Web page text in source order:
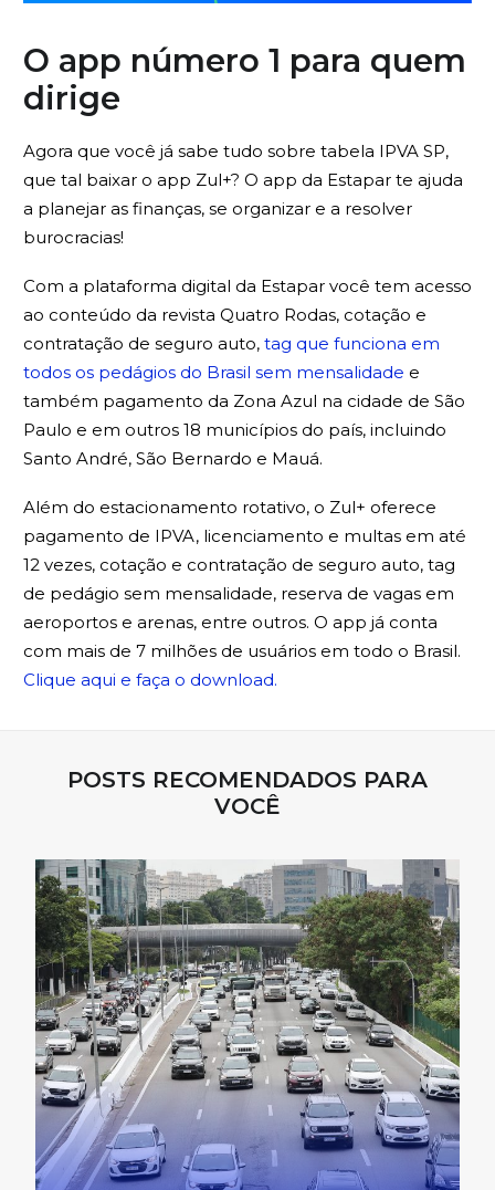
O app número 1 para quem
dirige
Agora que você já sabe tudo sobre tabela IPVA SP,
que tal baixar o app Zul+? O app da Estapar te ajuda
a planejar as finanças, se organizar e a resolver
burocracias!
Com a plataforma digital da Estapar você tem acesso
ao conteúdo da revista Quatro Rodas, cotação e
contratação de seguro auto, tag que funciona em
todos os pedágios do Brasil sem mensalidade e
também pagamento da Zona Azul na cidade de São
Paulo e em outros 18 municípios do país, incluindo
Santo André, São Bernardo e Mauá.
Além do estacionamento rotativo, o Zul+ oferece
pagamento de IPVA, licenciamento e multas em até
12 vezes, cotação e contratação de seguro auto, tag
de pedágio sem mensalidade, reserva de vagas em
aeroportos e arenas, entre outros. O app já conta
com mais de 7 milhões de usuários em todo o Brasil.
Clique aqui e faça o download.
POSTS RECOMENDADOS PARA
VOCÊ